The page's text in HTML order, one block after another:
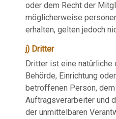
oder dem Recht der
möglicherweise
erhalten, gelten jedoch
j) Dritter
Dritter ist eine
Behörde, Einrichtung
betroffenen Person,
Auftragsverarbeiter und
der unmittelbaren